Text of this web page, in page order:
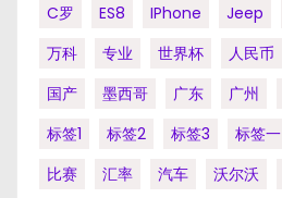
C罗 ES8 IPhone Jeep
万科
专业 世界杯 人民币
国产
墨西哥 广东 广州
标签1
标签2 标签3 标签一
比赛
汇率 汽车 沃尔沃